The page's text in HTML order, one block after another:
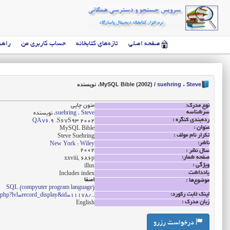
صفحه اصلی تازه‌های کتابخانه حساب کاربری من
MySQL Bible (2002) / suehring ، Steve ، نویسنده
نوع مدرک:
متون چاپی
سرشناسه
suehring ، Steve، نویسنده
رده‌بندی کنگره :
QA76.9 .S67S93 2002
عنوان :
MySQL Bible
تکرار نام مولف :
Steve Suehring
ناشر:
New York : Wiley
سال نشر :
2002
صفحه شمار:
xxviii, 686p
ویژگی :
illus
یادداشت
Includes index
موضوع‌ها :
اصفا
SQL (compyuter program language)
لینک ثابت رکورد:
../opac/index.php?lvl=record_display&id=11178
زبان مدرک :
English
درخواست رزرو